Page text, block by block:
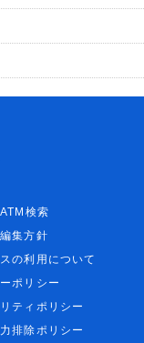
検索
集方針
の利用について
ポリシー
ティポリシー
排除ポリシー